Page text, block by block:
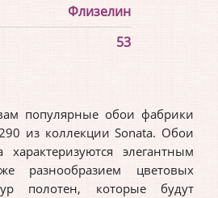
Флизелин
53
популярные обои фабрики
из коллекции Sonata. Обои
характеризуются элегантным
разнообразием цветовых
полотен, которые будут